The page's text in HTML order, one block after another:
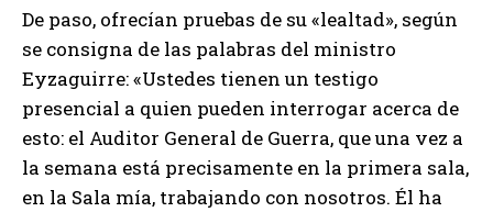
De paso, ofrecían pruebas de su «lealtad», según
se consigna de las palabras del ministro
Eyzaguirre: «Ustedes tienen un testigo
presencial a quien pueden interrogar acerca de
esto: el Auditor General de Guerra, que una vez a
la semana está precisamente en la primera sala,
en la Sala mía, trabajando con nosotros. Él ha